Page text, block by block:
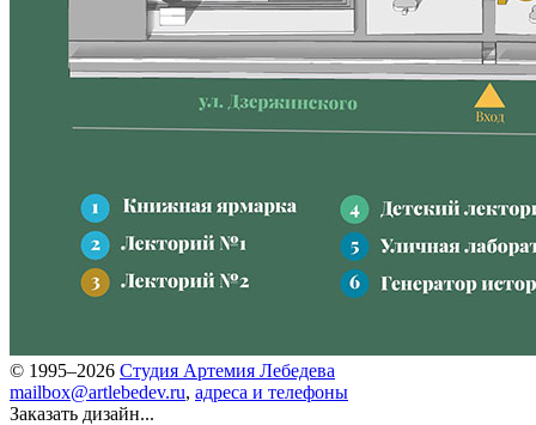
© 1995–2026 Студия Артемия Лебедева
mailbox@artlebedev.ru, адреса и телефоны
Заказать дизайн...